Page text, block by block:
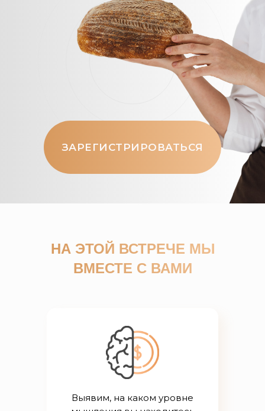
ЗАРЕГИСТРИРОВАТЬСЯ
Выявим, на каком уровне
НА ЭТОЙ ВСТРЕЧЕ МЫ
ВМЕСТЕ С ВАМИ